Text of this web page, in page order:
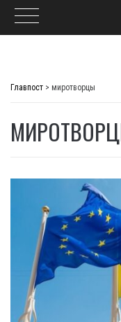
Главпост > миротворцы